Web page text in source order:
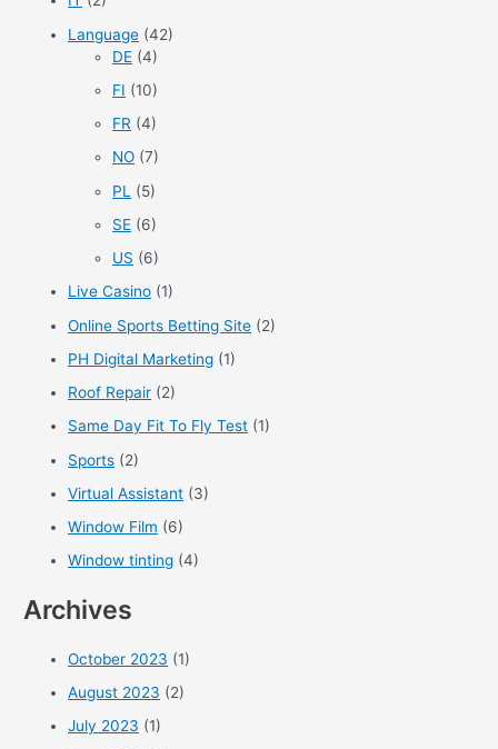
Language (42)
DE (4)
FI (10)
FR (4)
NO (7)
PL
(5)
SE (6)
US (6)
Live Casino (1)
Online Sports Betting Site (2)
PH Digital Marketing (1)
Roof Repair (2)
Same Day Fit To Fly Test (1)
Sports (2)
Virtual Assistant (3)
Window Film (6)
Window tinting (4)
Archives
October 2023 (1)
August 2023 (2)
July 2023 (1)